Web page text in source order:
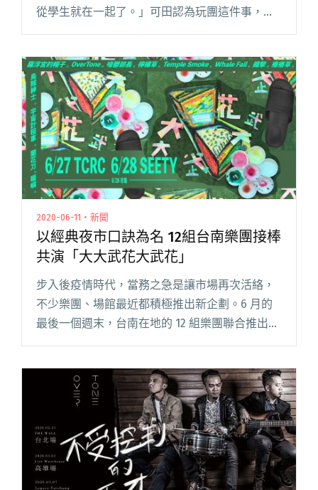
從學生就在一起了。」可田認為玩團這件事，反
是負責活動的公關公司，對閱讀全文 "【2020臺
北音樂不斷電】魚丁糸可田從評審角度看音樂比
賽：現場演出仍是關鍵"
2020-06-11・新聞
以經典夜市口訣為名 12組台南樂團接棒
共演「大大武花大武花」
步入後疫情時代，當務之急是讓市場再次活絡，
不少樂團、場館最近都積極推出新企劃。6 月的
最後一個週末，台南在地的 12 組樂團聯合推出
「大大武花大武花」活動，邀你到 TCRC 及 Seety
「大大閱讀全文 "以經典夜市口訣為名 12組台南
樂團接棒共演「大大武花大武花」"